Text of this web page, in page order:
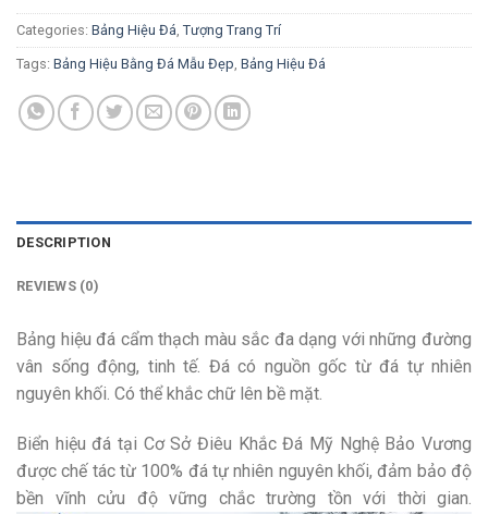
Categories: Bảng Hiệu Đá, Tượng Trang Trí
Tags: Bảng Hiệu Bằng Đá Mẫu Đẹp, Bảng Hiệu Đá
DESCRIPTION
REVIEWS (0)
Bảng hiệu đá cẩm thạch màu sắc đa dạng với những đường
vân sống động, tinh tế. Đá có nguồn gốc từ đá tự nhiên
nguyên khối. Có thể khắc chữ lên bề mặt.
Biển hiệu đá tại Cơ Sở Điêu Khắc Đá Mỹ Nghệ Bảo Vương
được chế tác từ 100% đá tự nhiên nguyên khối, đảm bảo độ
bền vĩnh cửu độ vững chắc trường tồn với thời gian.